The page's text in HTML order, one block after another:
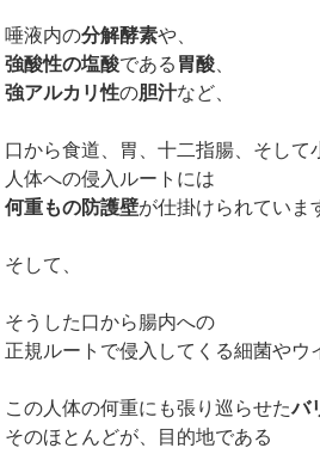
唾液内の分解酵素や、
強酸性の塩酸である 胃酸
強アルカリ性の胆汁など、
口から食道、胃、十二指腸、そして
人体への侵入ルートには
何重もの防護壁が仕掛けられていま
そして、
そうした口から腸内への
正規ルートで侵入してくる細菌やウ
この人体の何重にも張り巡らせたバ
そのほとんどが、目的地である